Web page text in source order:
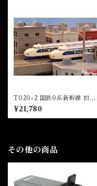
T020-2 国鉄0系新幹線 初期
型「ひかり」4両基本セット (J
NR Series 0 shinkansen HI
KARI” 4 Cars Basic Set)
¥21,780
その他の商品